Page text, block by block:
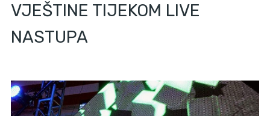
VJEŠTINE TIJEKOM LIVE
NASTUPA